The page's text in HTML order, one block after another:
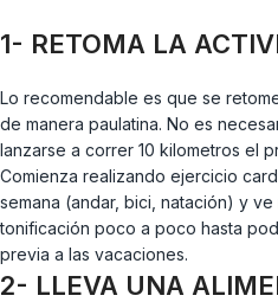
1- RETOMA LA
Lo recomendable es que se
de manera paulatina. No es
lanzarse a correr 10 kilometros el
Comienza realizando ejercicio
semana (andar, bici, natación) y
tonificación poco a poco hasta
previa a las vacaciones.
2- LLEVA UNA